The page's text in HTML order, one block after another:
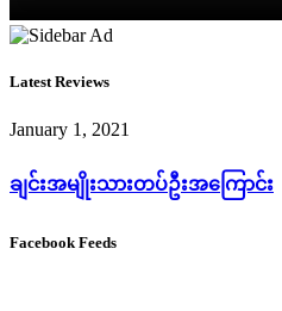
Latest Reviews
January 1, 2021
ချင်းအမျိုးသားတပ်ဦးအကြောင်း
Facebook Feeds